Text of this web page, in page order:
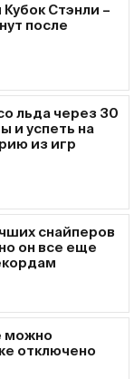
Стэнли –
после
льда через 30
и успеть на
из игр
снайперов
он все еще
можно
отключено